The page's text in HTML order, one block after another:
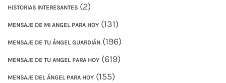
HISTORIAS INTERESANTES (2)
MENSAJE DE MI ANGEL PARA HOY (131)
MENSAJE DE TU ÁNGEL GUARDIÁN (196)
MENSAJE DE TU ANGEL PARA HOY (619)
MENSAJE DEL ÁNGEL PARA HOY (155)